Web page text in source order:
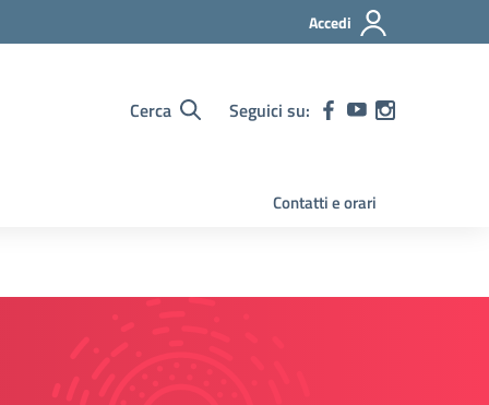
Accedi
Cerca Seguici su:
Contatti e orari